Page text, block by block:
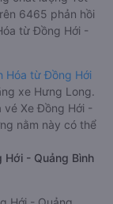
6465 phản hồi
từ Đồng Hới -
Hóa từ Đồng Hới
xe Hưng Long.
vé Xe Đồng Hới -
nằm này có thể
Hới - Quảng Bình